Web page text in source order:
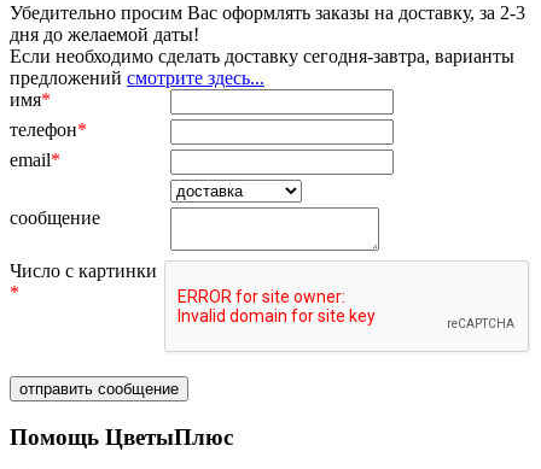
Убедительно просим Вас оформлять заказы на доставку, за 2-3
дня до желаемой даты!
Если необходимо сделать доставку сегодня-завтра, варианты
предложений смотрите здесь...
имя*
телефон*
email*
сообщение
Число с картинки
*
Помощь ЦветыПлюс